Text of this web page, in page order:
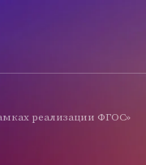
реализации ФГОС»